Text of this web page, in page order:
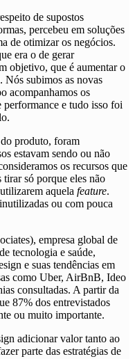
de supostos
percebeu em soluções
de otimizar os negócios.
era o de gerar
objetivo, que é aumentar o
Nós subimos as novas
acompanhamos os
e tudo isso foi
produto, foram
estavam sendo ou não
os recursos que
só porque eles não
aquela feature.
ou com pouca
empresa global de
tecnologia e saúde,
e suas tendências em
como Uber, AirBnB, Ideo
consultadas. A partir da
87% dos entrevistados
ou muito importante.
adicionar valor tanto ao
parte das estratégias de